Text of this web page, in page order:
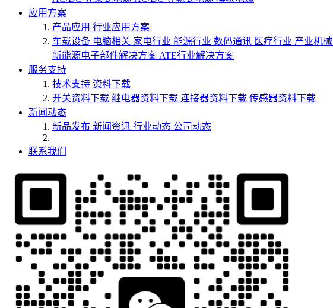
应用方案
产品应用 行业应用方案
车载设备 电脑相关 家电行业 能源行业 数码通讯 医疗行业 产业机械
新能源电子部件解决方案 ATE行业解决方案
服务支持
技术支持 资料下载
开关资料下载 继电器资料下载 连接器资料下载 传感器资料下载
新闻动态
新品发布 新闻资讯 行业动态 公司动态
联系我们